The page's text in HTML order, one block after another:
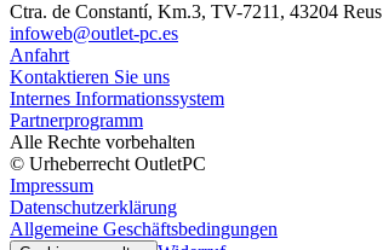
Ctra. de Constantí, Km.3, TV-7211, 43204 Reus
infoweb@outlet-pc.es
Anfahrt
Kontaktieren Sie uns
Internes Informationssystem
Partnerprogramm
Alle Rechte vorbehalten
© Urheberrecht OutletPC
Impressum
Datenschutzerklärung
Allgemeine Geschäftsbedingungen